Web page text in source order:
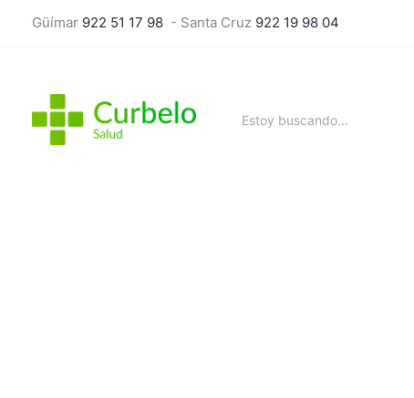
Güímar 922 51 17 98 - Santa Cruz 922 19 98 04
por: